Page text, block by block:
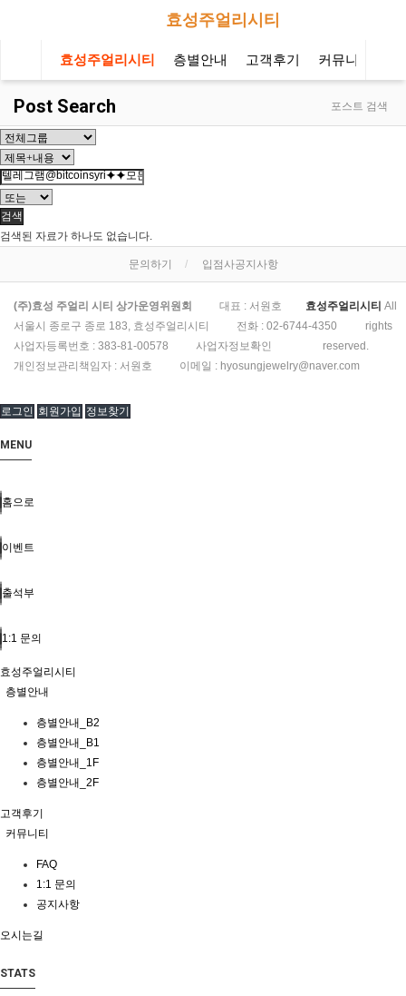
효성주얼리시티
효성주얼리시티 층별안내 고객후기 커뮤니티
Post Search 포스트 검색
검색
검색된 자료가 하나도 없습니다.
문의하기 입점사공지사항
(주)효성 주얼리 시티 상가운영위원회
대표 : 서원호
서울시 종로구 종로 183, 효성주얼리시티
전화 : 02-6744-4350
사업자등록번호 : 383-81-00578
사업자정보확인
개인정보관리책임자 : 서원호
이메일 : hyosungjewelry@naver.com
효성주얼리시티 All
rights
reserved.
로그인 회원가입 정보찾기
MENU
홈으로
이벤트
출석부
1:1 문의
효성주얼리시티
층별안내
층별안내_B2
층별안내_B1
층별안내_1F
층별안내_2F
고객후기
커뮤니티
FAQ
1:1 문의
공지사항
오시는길
STATS